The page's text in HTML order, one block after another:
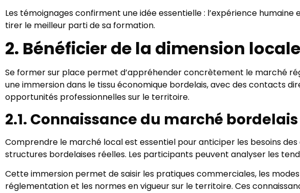
Les témoignages confirment une idée essentielle : l’expérience
tirer le meilleur parti de sa formation.
2. Bénéficier de la dimension
Se former sur place permet d’appréhender concrètement le marché
une immersion dans le tissu économique bordelais, avec des contacts
opportunités professionnelles sur le territoire.
2.1. Connaissance du marché bordelais
Comprendre le marché local est essentiel pour anticiper les besoins
structures bordelaises réelles. Les participants peuvent analyser les
Cette immersion permet de saisir les pratiques commerciales, les
réglementation et les normes en vigueur sur le territoire. Ces